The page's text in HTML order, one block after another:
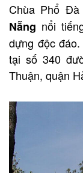
Chùa Phổ
Nẵng nổi
dựng độc
tại số 340
Thuận, quận